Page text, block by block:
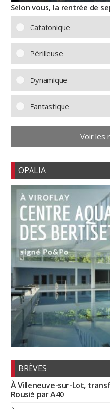
Selon vous, la rentrée de
Catatonique
Périlleuse
Dynamique
Fantastique
Voir les
OPALIA
BRÈVES
À Villeneuve-sur-Lot,
Rousié par A40